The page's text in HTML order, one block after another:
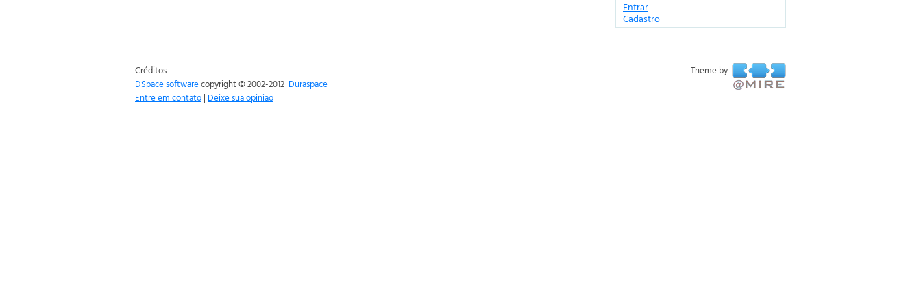
Entrar
Cadastro
Créditos
DSpace softwarecopyright © 2002-2012 Duraspace
Theme by
Entre em contato | Deixe sua opinião